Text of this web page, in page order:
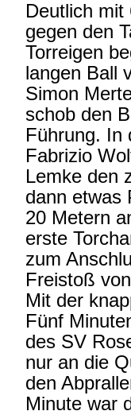
Deutlich mit
gegen den
Torreigen
langen Ball
Simon
schob den
Führung. In
Fabrizio
Lemke den
dann etwas
20 Metern
erste
zum
Freistoß
Mit der
Fünf
des SV
nur an die
den
Minute war